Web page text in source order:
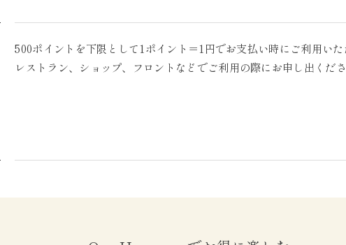
500ポイントを下限として1ポイント＝1円でお支払い時にご利用いた
レストラン、ショップ、フロントなどでご利用の際にお申し出くださ